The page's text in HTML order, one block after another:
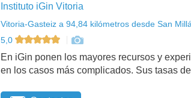
Instituto iGin Vitoria
Vitoria-Gasteiz a 94,84 kilómetros desde San
5,0
En iGin ponen los mayores recursos y
en los casos más complicados. Sus tasas